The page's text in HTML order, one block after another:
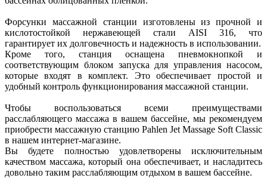
Форсунки массажной станции изготовлены из прочной и
кислотостойкой нержавеющей стали AISI 316, что
гарантирует их долговечность и надежность в использовании.
Кроме того, станция оснащена пневмокнопкой и
соответствующим блоком запуска для управления насосом,
которые входят в комплект. Это обеспечивает простой и
удобный контроль функционирования массажной станции.
Чтобы воспользоваться всеми преимуществами
расслабляющего массажа в вашем бассейне, мы рекомендуем
приобрести массажную станцию Pahlen Jet Massage Soft Classic
в нашем интернет-магазине.
Вы будете полностью удовлетворены исключительным
качеством массажа, который она обеспечивает, и насладитесь
довольно таким расслабляющим отдыхом в вашем бассейне.